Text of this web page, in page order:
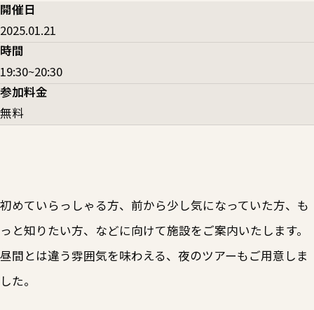
開催日
2025.01.21
時間
19:30~20:30
参加料金
無料
初めていらっしゃる方、前から少し気になっていた方、も
っと知りたい方、などに向けて施設をご案内いたします。
昼間とは違う雰囲気を味わえる、夜のツアーもご用意しま
した。